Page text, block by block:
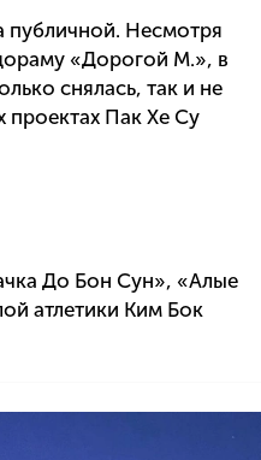
публичной. Несмотря
«Дорогой М.», в
снялась, так и не
проектах Пак Хе Су
До Бон Сун», «Алые
атлетики Ким Бок